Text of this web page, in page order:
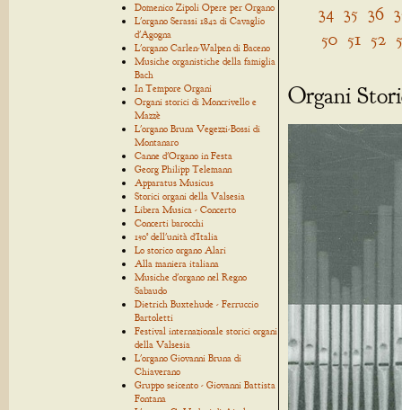
Domenico Zipoli Opere per Organo
L'organo Serassi 1842 di Cavaglio
d'Agogna
L'organo Carlen-Walpen di Baceno
Musiche organistiche della famiglia
Bach
In Tempore Organi
Organi storici di Moncrivello e
Mazzè
L'organo Bruna Vegezzi-Bossi di
Montanaro
Canne d'Organo in Festa
Georg Philipp Telemann
Apparatus Musicus
Storici organi della Valsesia
Libera Musica - Concerto
Concerti barocchi
150° dell'unità d'Italia
Lo storico organo Alari
Alla maniera italiana
Musiche d'organo nel Regno
Sabaudo
Dietrich Buxtehude - Ferruccio
Bartoletti
Festival internazionale storici organi
della Valsesia
L'organo Giovanni Bruna di
Chiaverano
Gruppo seicento - Giovanni Battista
Fontana
34 35 36
50 51 52
Organi